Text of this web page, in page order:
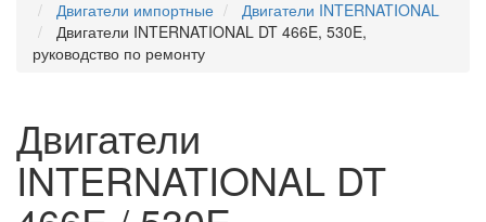
Двигатели импортные
Двигатели INTERNATIONAL
Двигатели INTERNATIONAL DT 466E, 530E,
руководство по ремонту
Двигатели
INTERNATIONAL DT